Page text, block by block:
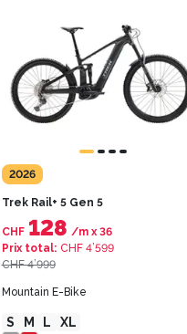
2026
Trek Rail+ 5 Gen 5
CHF 128 /mx 36
Prix total: CHF 4’599
CHF 4’999
Mountain E-Bike
S M L XL